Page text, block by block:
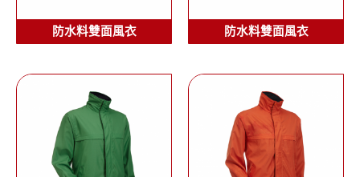
防水料雙面風衣 防水料雙面風衣